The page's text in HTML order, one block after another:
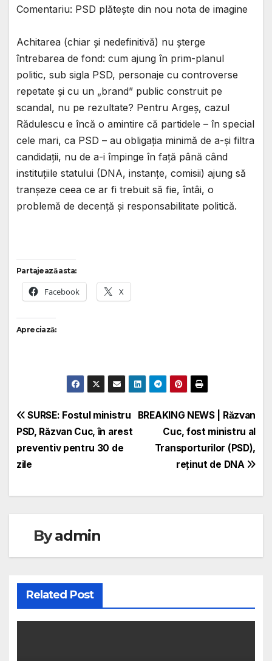
Comentariu: PSD plătește din nou nota de imagine
Achitarea (chiar și nedefinitivă) nu șterge
întrebarea de fond: cum ajung în prim-planul
politic, sub sigla PSD, personaje cu controverse
repetate și cu un „brand” public construit pe
scandal, nu pe rezultate? Pentru Argeș, cazul
Rădulescu e încă o amintire că partidele – în special
cele mari, ca PSD – au obligația minimă de a-și filtra
candidații, nu de a-i împinge în față până când
instituțiile statului (DNA, instanțe, comisii) ajung să
tranșeze ceea ce ar fi trebuit să fie, întâi, o
problemă de decență și responsabilitate politică.
Partajează asta:
Facebook X
Apreciază:
Navigare
în
articole
BREAKING NEWS | Răzvan
Cuc, fost ministru al
Transporturilor (PSD),
reținut de DNA
SURSE: Fostul ministru
PSD, Răzvan Cuc, în arest
preventiv pentru 30 de
zile
Byadmin
Related Post